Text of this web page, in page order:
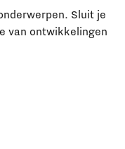
Sluit je
van ontwikkelingen